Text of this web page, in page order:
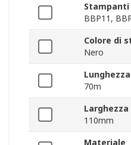
BBP11,
Colore di
Nero
70m
110mm
Materiale